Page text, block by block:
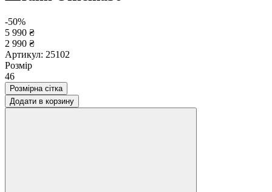
-50%
5 990 ₴
2 990 ₴
Артикул: 25102
Розмір
46
Розмірна сітка
Додати в корзину